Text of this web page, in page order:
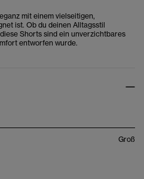
mit einem vielseitigen,
ist. Ob du deinen Alltagsstil
Shorts sind ein unverzichtbares
entworfen wurde.
Groß